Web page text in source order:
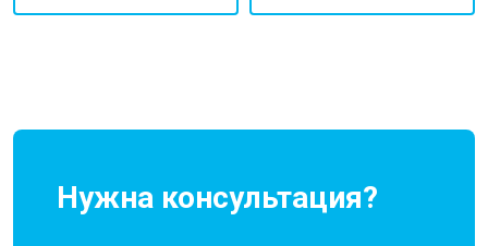
Нужна консультация?